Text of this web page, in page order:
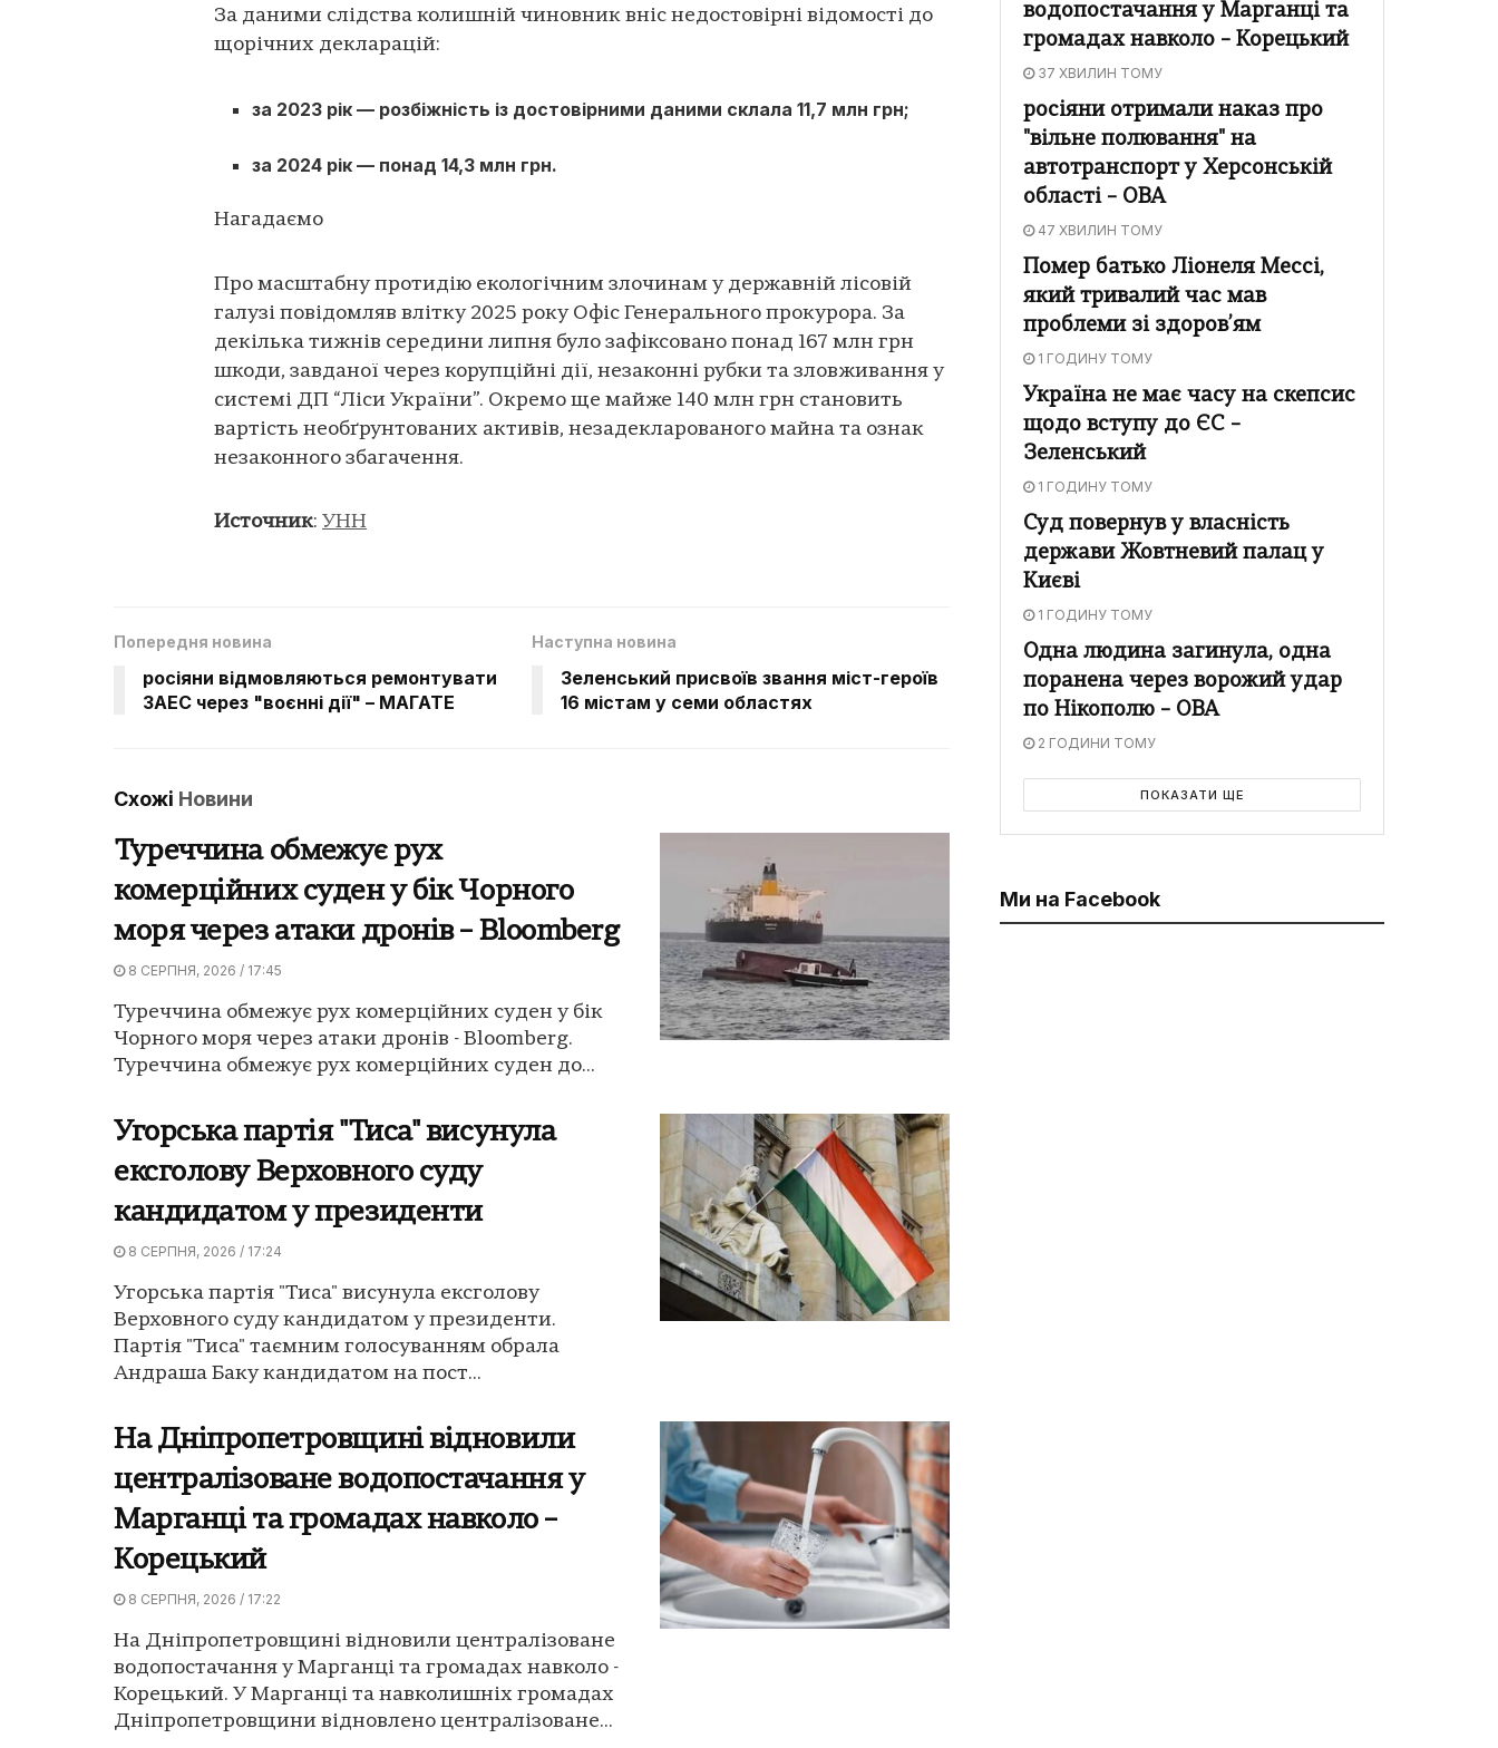
За даними слідства колишній чиновник вніс недостовірні відомості до
щорічних декларацій:
за 2023 рік — розбіжність із достовірними даними склала 11,7 млн грн;
за 2024 рік — понад 14,3 млн грн.
Нагадаємо
Про масштабну протидію екологічним злочинам у державній лісовій
галузі повідомляв влітку 2025 року Офіс Генерального прокурора. За
декілька тижнів середини липня було зафіксовано понад 167 млн грн
шкоди, завданої через корупційні дії, незаконні рубки та зловживання у
системі ДП “Ліси України”. Окремо ще майже 140 млн грн становить
вартість необґрунтованих активів, незадекларованого майна та ознак
незаконного збагачення.
Источник: УНН
Попередня новина
росіяни відмовляються ремонтувати
ЗАЕС через "воєнні дії" – МАГАТЕ
Наступна новина
Зеленський присвоїв звання міст-героїв
16 містам у семи областях
Схожі Новини
Туреччина обмежує рух
комерційних суден у бік Чорного
моря через атаки дронів – Bloomberg
8 СЕРПНЯ, 2026 / 17:45
Туреччина обмежує рух комерційних суден у бік
Чорного моря через атаки дронів - Bloomberg.
Туреччина обмежує рух комерційних суден до...
Угорська партія "Тиса" висунула
ексголову Верховного суду
кандидатом у президенти
8 СЕРПНЯ, 2026 / 17:24
Угорська партія "Тиса" висунула ексголову
Верховного суду кандидатом у президенти.
Партія "Тиса" таємним голосуванням обрала
Андраша Баку кандидатом на пост...
На Дніпропетровщині відновили
централізоване водопостачання у
Марганці та громадах навколо –
Корецький
8 СЕРПНЯ, 2026 / 17:22
На Дніпропетровщині відновили централізоване
водопостачання у Марганці та громадах навколо -
Корецький. У Марганці та навколишніх громадах
Дніпропетровщини відновлено централізоване...
водопостачання у Марганці та
громадах навколо – Корецький
37 ХВИЛИН ТОМУ
росіяни отримали наказ про
"вільне полювання" на
автотранспорт у Херсонській
області – ОВА
47 ХВИЛИН ТОМУ
Помер батько Ліонеля Мессі,
який тривалий час мав
проблеми зі здоров’ям
1 ГОДИНУ ТОМУ
Україна не має часу на скепсис
щодо вступу до ЄС –
Зеленський
1 ГОДИНУ ТОМУ
Суд повернув у власність
держави Жовтневий палац у
Києві
1 ГОДИНУ ТОМУ
Одна людина загинула, одна
поранена через ворожий удар
по Нікополю – ОВА
2 ГОДИНИ ТОМУ
ПОКАЗАТИ ЩЕ
Ми на Facebook